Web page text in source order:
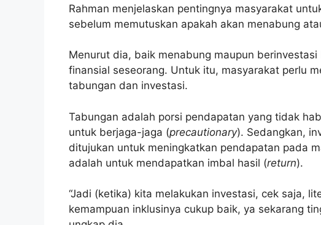
Rahman menjelaskan pentingnya masyarakat
sebelum memutuskan apakah akan menabung
Menurut dia, baik menabung maupun
finansial seseorang. Untuk itu, masyarakat perlu
tabungan dan investasi.
Tabungan adalah porsi pendapatan yang tidak
untuk berjaga-jaga (precautionary). Sedangkan,
ditujukan untuk meningkatkan pendapatan pada
adalah untuk mendapatkan imbal hasil (return).
“Jadi (ketika) kita melakukan investasi, cek saja,
kemampuan inklusinya cukup baik, ya sekarang